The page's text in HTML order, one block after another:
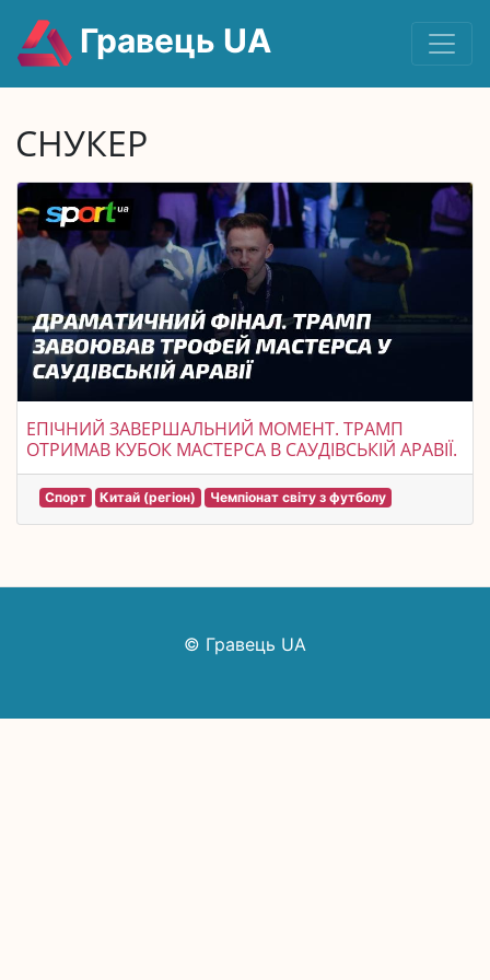
Гравець UA
СНУКЕР
ЕПІЧНИЙ ЗАВЕРШАЛЬНИЙ МОМЕНТ. ТРАМП
ОТРИМАВ КУБОК МАСТЕРСА В САУДІВСЬКІЙ АРАВІЇ.
Спорт Китай (регіон) Чемпіонат світу з футболу
© Гравець UA